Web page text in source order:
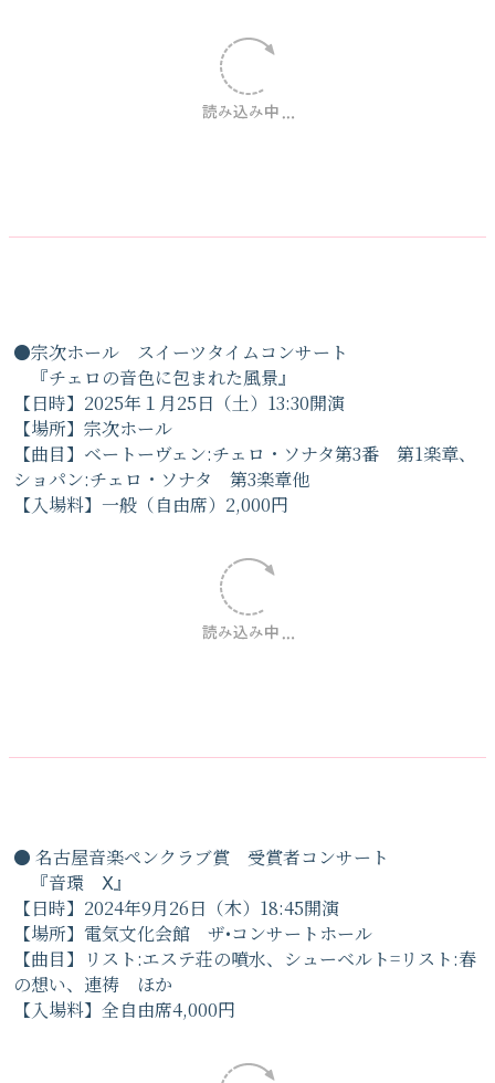
【日時】2025年１月25日（土）13:30開演
【場所】宗次ホール
【曲目】ベートーヴェン:チェロ・ソナタ第3番 第1楽章、
ショパン:チェロ・ソナタ 第3楽章他
【入場料】一般（自由席）2,000円